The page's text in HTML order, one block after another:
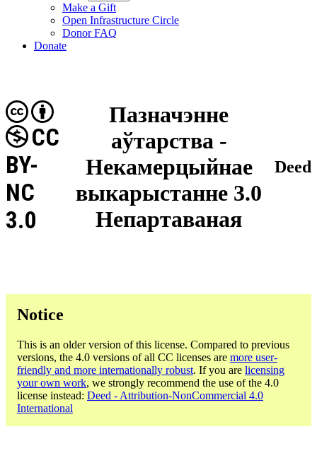
Make a Gift
Open Infrastructure Circle
Donor FAQ
Donate
Пазначэнне
аўтарства -
Некамерцыйнае
выкарыстанне 3.0
Непартаваная
CC
BY-
NC
3.0
Deed
Notice
This is an older version of this license. Compared to previous
versions, the 4.0 versions of all CC licenses are more user-
friendly and more internationally robust. If you are licensing
your own work, we strongly recommend the use of the 4.0
license instead: Deed - Attribution-NonCommercial 4.0
International